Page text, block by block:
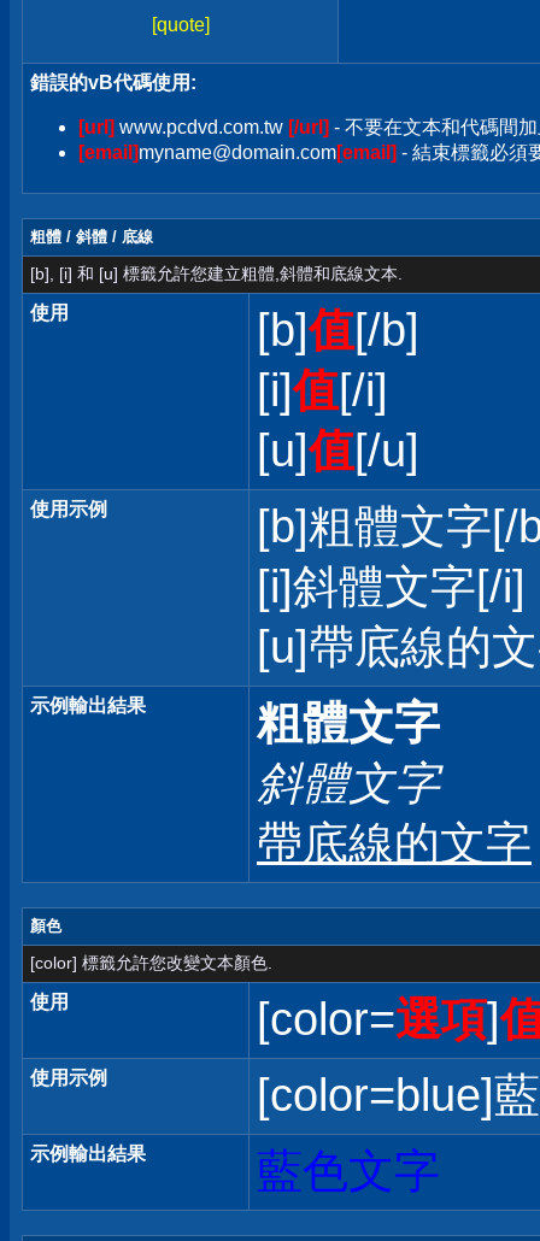
[quote]
錯誤的vB代碼使用:
[url] www.pcdvd.com.tw [/url] - 不要在文本和代碼間
[email]myname@domain.com[email] - 結束標籤必須
粗體 / 斜體 / 底線
[b], [i] 和 [u] 標籤允許您建立粗體,斜體和底線文本.
使用 [b]值[/b]
[i]值[/i]
[u]值[/u]
使用示例
[b]粗體文字[/
[i]斜體文字[/i]
[u]帶底線的
示例輸出結果
粗體文字
斜體文字
帶底線的文字
顏色
[color] 標籤允許您改變文本顏色.
使用 [color=選項]
使用示例 [color=blue]
示例輸出結果 藍色文字